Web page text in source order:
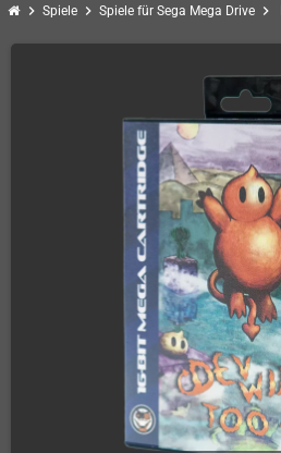
chevron_right Spiele chevron_right Spiele für Sega Mega Drive chevron_right